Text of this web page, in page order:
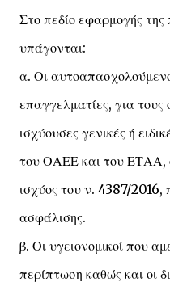
Στο πεδίο εφαρμογής
υπάγονται:
α. Οι
επαγγελματίες, για τους
ισχύουσες γενικές ή
του ΟΑΕΕ και του ΕΤΑΑ,
ισχύος του ν. 4387/
ασφάλισης.
β. Οι υγειονομικοί που
περίπτωση καθώς και οι